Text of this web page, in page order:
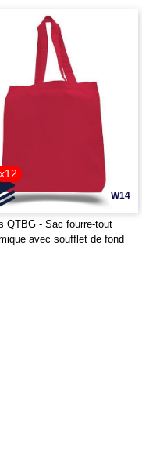
W14
x12
QTBG - Sac fourre-tout
avec soufflet de fond